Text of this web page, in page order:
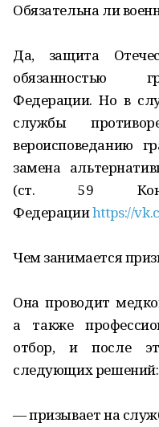
Обязательна ли
Да, защита
обязанностью
Федерации. Но в
службы
вероисповеданию
замена
(ст. 59
Федерацииhttps://
Чем занимается
Она проводит
а также
отбор, и после
следующих решений:
— призывает на